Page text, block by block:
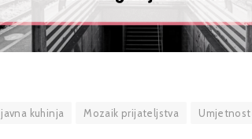
javna kuhinja Mozaik prijateljstva